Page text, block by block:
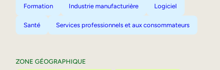
Formation Industrie manufacturière Logiciel
Santé Services professionnels et aux consommateurs
ZONE GÉOGRAPHIQUE